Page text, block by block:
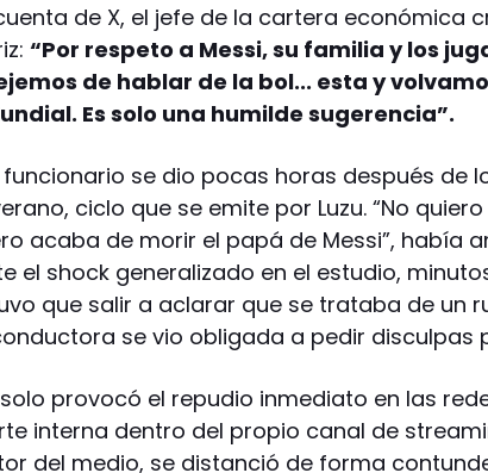
de X, el jefe de la cartera económica
“Por respeto a Messi, su familia y los
de hablar de la bol... esta y
Es solo una humilde sugerencia”.
se dio pocas horas después de
ciclo que se emite por Luzu. “No
acaba de morir el papá de Messi”, había
el shock generalizado en el estudio,
que salir a aclarar que se trataba de un
se vio obligada a pedir disculpas
provocó el repudio inmediato en las
interna dentro del propio canal de
del medio, se distanció de forma